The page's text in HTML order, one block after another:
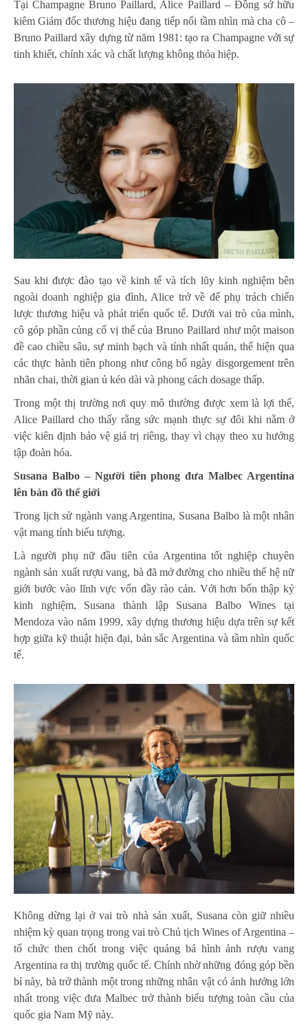
Tại Champagne Bruno Paillard, Alice Paillard – Đồng sở hữu
kiêm Giám đốc thương hiệu đang tiếp nối tầm nhìn mà cha cô –
Bruno Paillard xây dựng từ năm 1981: tạo ra Champagne với sự
tinh khiết, chính xác và chất lượng không thỏa hiệp.
Sau khi được đào tạo về kinh tế và tích lũy kinh nghiệm bên
ngoài doanh nghiệp gia đình, Alice trở về để phụ trách chiến
lược thương hiệu và phát triển quốc tế. Dưới vai trò của mình,
cô góp phần củng cố vị thế của Bruno Paillard như một maison
đề cao chiều sâu, sự minh bạch và tính nhất quán, thể hiện qua
các thực hành tiên phong như công bố ngày disgorgement trên
nhãn chai, thời gian ủ kéo dài và phong cách dosage thấp.
Trong một thị trường nơi quy mô thường được xem là lợi thế,
Alice Paillard cho thấy rằng sức mạnh thực sự đôi khi nằm ở
việc kiên định bảo vệ giá trị riêng, thay vì chạy theo xu hướng
tập đoàn hóa.
Susana Balbo – Người tiên phong đưa Malbec Argentina
lên bản đồ thế giới
Trong lịch sử ngành vang Argentina, Susana Balbo là một nhân
vật mang tính biểu tượng.
Là người phụ nữ đầu tiên của Argentina tốt nghiệp chuyên
ngành sản xuất rượu vang, bà đã mở đường cho nhiều thế hệ nữ
giới bước vào lĩnh vực vốn đầy rào cản. Với hơn bốn thập kỷ
kinh nghiệm, Susana thành lập Susana Balbo Wines tại
Mendoza vào năm 1999, xây dựng thương hiệu dựa trên sự kết
hợp giữa kỹ thuật hiện đại, bản sắc Argentina và tầm nhìn quốc
tế.
Không dừng lại ở vai trò nhà sản xuất, Susana còn giữ nhiều
nhiệm kỳ quan trọng trong vai trò Chủ tịch Wines of Argentina –
tổ chức then chốt trong việc quảng bá hình ảnh rượu vang
Argentina ra thị trường quốc tế. Chính nhờ những đóng góp bền
bỉ này, bà trở thành một trong những nhân vật có ảnh hưởng lớn
nhất trong việc đưa Malbec trở thành biểu tượng toàn cầu của
quốc gia Nam Mỹ này.